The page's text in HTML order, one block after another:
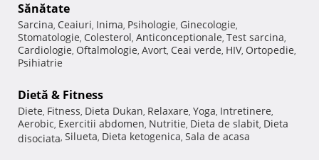
Sănătate
Sarcina, Ceaiuri, Inima, Psihologie, Ginecologie,
Stomatologie, Colesterol, Anticonceptionale, Test sarcina,
Cardiologie, Oftalmologie, Avort, Ceai verde, HIV, Ortopedie,
Psihiatrie
Dietă & Fitness
Diete, Fitness, Dieta Dukan, Relaxare, Yoga, Intretinere,
Aerobic, Exercitii abdomen, Nutritie, Dieta de slabit, Dieta
disociata, Silueta, Dieta ketogenica, Sala de acasa